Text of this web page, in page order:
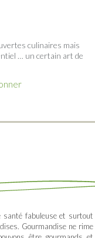
culinaires mais
… un certain art de
santé fabuleuse et surtout
Gourmandise ne rime